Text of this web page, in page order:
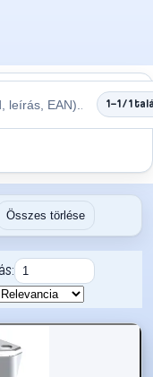
1–1 / 1
Összes törlése